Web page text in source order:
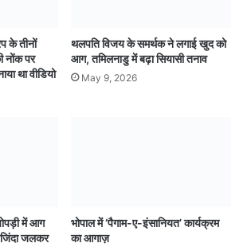
के तीनों
नोंक पर
था वीडियो
थलपति विजय के समर्थक ने लगाई खुद को
आग, तमिलनाडु में बढ़ा सियासी तनाव
May 9, 2026
में आग
जलकर
भोपाल में ‘पैगाम-ए-इंसानियत’ कार्यक्रम
का आगाज़